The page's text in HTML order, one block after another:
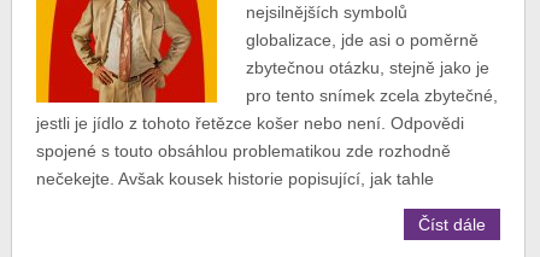
nejsilnějších symbolů
globalizace, jde asi o poměrně
zbytečnou otázku, stejně jako je
pro tento snímek zcela zbytečné,
jestli je jídlo z tohoto řetězce košer nebo není. Odpovědi
spojené s touto obsáhlou problematikou zde rozhodně
nečekejte. Avšak kousek historie popisující, jak tahle
Číst dále